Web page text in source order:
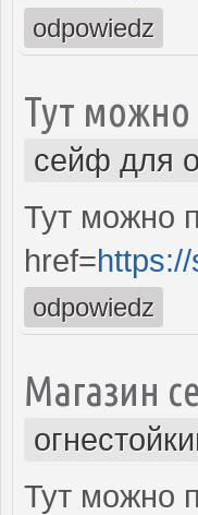
odpowiedz
Тут можно
сейф для
Тут можно
href=
odpowiedz
Магазин
Тут можно